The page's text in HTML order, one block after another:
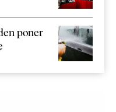
poner